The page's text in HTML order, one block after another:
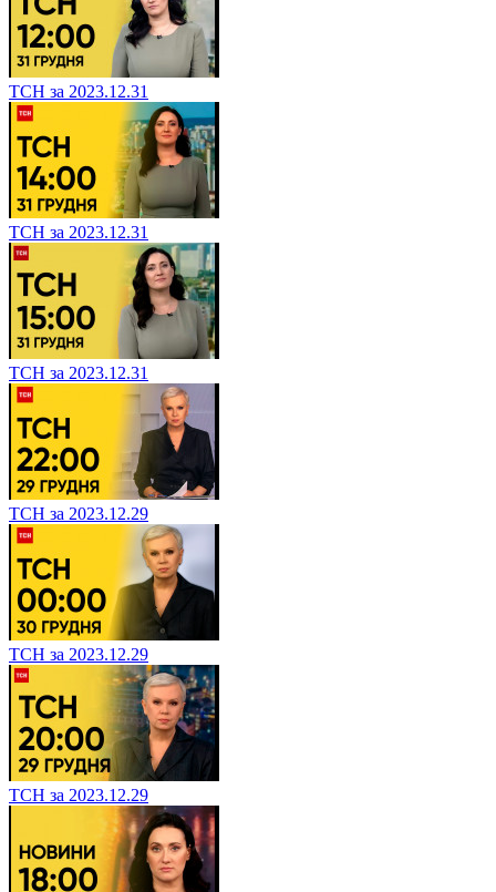
ТСН за 2023.12.31
ТСН за 2023.12.31
ТСН за 2023.12.31
ТСН за 2023.12.29
ТСН за 2023.12.29
ТСН за 2023.12.29